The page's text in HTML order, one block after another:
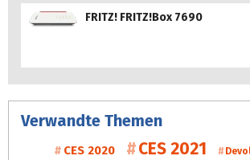
FRITZ! FRITZ!Box 7690
Verwandte Themen
CES 2020 CES 2021